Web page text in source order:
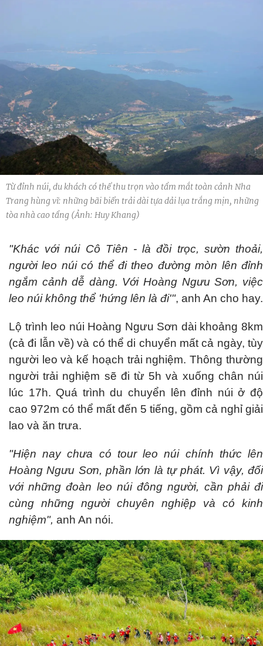
Từ đỉnh núi, du khách có thể thu trọn vào tầm mắt toàn cảnh Nha
Trang hùng vĩ: những bãi biển trải dài tựa dải lụa trắng mịn, những
tòa nhà cao tầng (Ảnh: Huy Khang)
"Khác với núi Cô Tiên - là đồi trọc, sườn thoải,
người leo núi có thể đi theo đường mòn lên đỉnh
ngắm cảnh dễ dàng. Với Hoàng Ngưu Sơn, việc
leo núi không thể 'hứng lên là đi'", anh An cho hay.
Lộ trình leo núi Hoàng Ngưu Sơn dài khoảng 8km
(cả đi lẫn về) và có thể di chuyển mất cả ngày, tùy
người leo và kế hoạch trải nghiệm. Thông thường
người trải nghiệm sẽ đi từ 5h và xuống chân núi
lúc 17h. Quá trình du chuyển lên đỉnh núi ở độ
cao 972m có thể mất đến 5 tiếng, gồm cả nghỉ giải
lao và ăn trưa.
"Hiện nay chưa có tour leo núi chính thức lên
Hoàng Ngưu Sơn, phần lớn là tự phát. Vì vậy, đối
với những đoàn leo núi đông người, cần phải đi
cùng những người chuyên nghiệp và có kinh
nghiệm", anh An nói.